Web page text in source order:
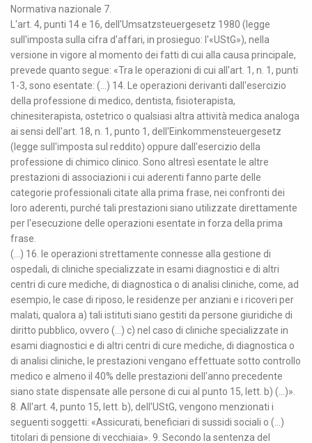
Normativa nazionale 7.
L'art. 4, punti 14 e 16, dell'Umsatzsteuergesetz 1980 (legge
sull'imposta sulla cifra d'affari, in prosieguo: l'«UStG»), nella
versione in vigore al momento dei fatti di cui alla causa principale,
prevede quanto segue: «Tra le operazioni di cui all'art. 1, n. 1, punti
1-3, sono esentate: (...) 14. Le operazioni derivanti dall'esercizio
della professione di medico, dentista, fisioterapista,
chinesiterapista, ostetrico o qualsiasi altra attività medica analoga
ai sensi dell'art. 18, n. 1, punto 1, dell'Einkommensteuergesetz
(legge sull'imposta sul reddito) oppure dall'esercizio della
professione di chimico clinico. Sono altresì esentate le altre
prestazioni di associazioni i cui aderenti fanno parte delle
categorie professionali citate alla prima frase, nei confronti dei
loro aderenti, purché tali prestazioni siano utilizzate direttamente
per l'esecuzione delle operazioni esentate in forza della prima
frase.
(...) 16. le operazioni strettamente connesse alla gestione di
ospedali, di cliniche specializzate in esami diagnostici e di altri
centri di cure mediche, di diagnostica o di analisi cliniche, come, ad
esempio, le case di riposo, le residenze per anziani e i ricoveri per
malati, qualora a) tali istituti siano gestiti da persone giuridiche di
diritto pubblico, ovvero (...) c) nel caso di cliniche specializzate in
esami diagnostici e di altri centri di cure mediche, di diagnostica o
di analisi cliniche, le prestazioni vengano effettuate sotto controllo
medico e almeno il 40% delle prestazioni dell'anno precedente
siano state dispensate alle persone di cui al punto 15, lett. b) (...)».
8. All'art. 4, punto 15, lett. b), dell'UStG, vengono menzionati i
seguenti soggetti: «Assicurati, beneficiari di sussidi sociali o (...)
titolari di pensione di vecchiaia». 9. Secondo la sentenza del